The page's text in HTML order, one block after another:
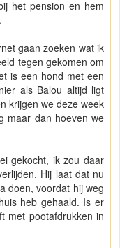
het pension en hem
gaan zoeken wat ik
tegen gekomen om
is een hond met een
als Balou altijd ligt
krijgen we deze week
maar dan hoeven we
gekocht, ik zou daar
Hij laat dat nu
doen, voordat hij weg
heb gehaald. Is er
met pootafdrukken in